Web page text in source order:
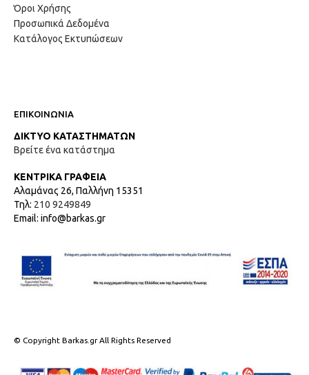
Όροι Χρήσης
Προσωπικά Δεδομένα
Κατάλογος Εκτυπώσεων
ΕΠΙΚΟΙΝΩΝΙΑ
ΔΙΚΤΥΟ ΚΑΤΑΣΤΗΜΑΤΩΝ
Βρείτε ένα κατάστημα
ΚΕΝΤΡΙΚΑ ΓΡΑΦΕΙΑ
Αλαμάνας 26, Παλλήνη 15351
Τηλ: 210 9249849
Email: info@barkas.gr
© Copyright Barkas.gr All Rights Reserved